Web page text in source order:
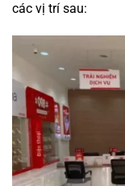
các vị trí sau: